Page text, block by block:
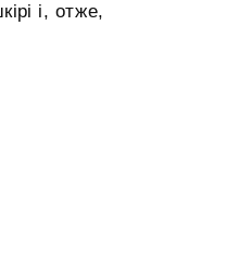
і, отже,